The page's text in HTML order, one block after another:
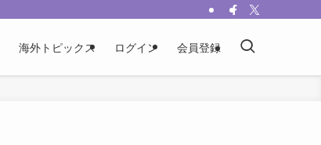
海外トピックス ログイン 会員登録